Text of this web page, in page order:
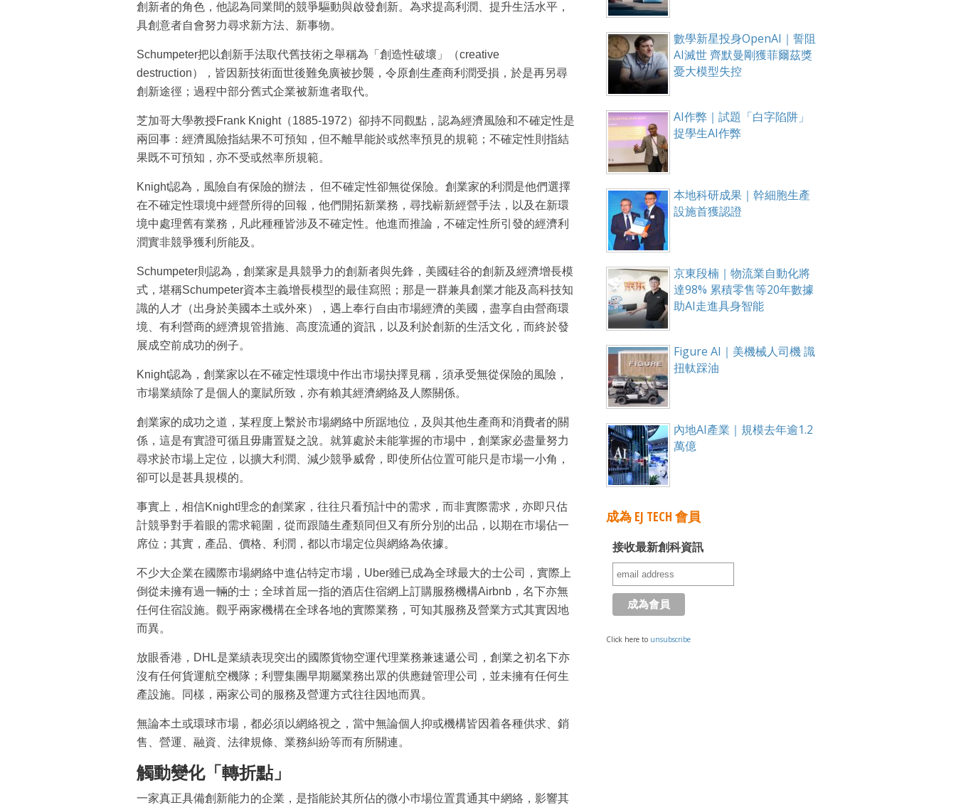
創新者的角色，他認為同業間的競爭驅動與啟發創新。為求提高利潤、提升生活水平，
具創意者自會努力尋求新方法、新事物。
Schumpeter把以創新手法取代舊技術之舉稱為「創造性破壞」（creative
destruction），皆因新技術面世後難免廣被抄襲，令原創生產商利潤受損，於是再另尋
創新途徑；過程中部分舊式企業被新進者取代。
芝加哥大學教授Frank Knight（1885-1972）卻持不同觀點，認為經濟風險和不確定性是
兩回事：經濟風險指結果不可預知，但不離早能於或然率預見的規範；不確定性則指結
果既不可預知，亦不受或然率所規範。
Knight認為，風險自有保險的辦法， 但不確定性卻無從保險。創業家的利潤是他們選擇
在不確定性環境中經營所得的回報，他們開拓新業務，尋找嶄新經營手法，以及在新環
境中處理舊有業務，凡此種種皆涉及不確定性。他進而推論，不確定性所引發的經濟利
潤實非競爭獲利所能及。
Schumpeter則認為，創業家是具競爭力的創新者與先鋒，美國硅谷的創新及經濟增長模
式，堪稱Schumpeter資本主義增長模型的最佳寫照；那是一群兼具創業才能及高科技知
識的人才（出身於美國本土或外來），遇上奉行自由市場經濟的美國，盡享自由營商環
境、有利營商的經濟規管措施、高度流通的資訊，以及利於創新的生活文化，而終於發
展成空前成功的例子。
Knight認為，創業家以在不確定性環境中作出市場抉擇見稱，須承受無從保險的風險，
市場業績除了是個人的稟賦所致，亦有賴其經濟網絡及人際關係。
創業家的成功之道，某程度上繫於市場網絡中所踞地位，及與其他生產商和消費者的關
係，這是有實證可循且毋庸置疑之說。就算處於未能掌握的市場中，創業家必盡量努力
尋求於市場上定位，以擴大利潤、減少競爭威脅，即使所佔位置可能只是市場一小角，
卻可以是甚具規模的。
事實上，相信Knight理念的創業家，往往只看預計中的需求，而非實際需求，亦即只估
計競爭對手着眼的需求範圍，從而跟隨生產類同但又有所分別的出品，以期在市場佔一
席位；其實，產品、價格、利潤，都以市場定位與網絡為依據。
不少大企業在國際市場網絡中進佔特定市場，Uber雖已成為全球最大的士公司，實際上
倒從未擁有過一輛的士；全球首屈一指的酒店住宿網上訂購服務機構Airbnb，名下亦無
任何住宿設施。觀乎兩家機構在全球各地的實際業務，可知其服務及營業方式其實因地
而異。
放眼香港，DHL是業績表現突出的國際貨物空運代理業務兼速遞公司，創業之初名下亦
沒有任何貨運航空機隊；利豐集團早期屬業務出眾的供應鏈管理公司，並未擁有任何生
產設施。同樣，兩家公司的服務及營運方式往往因地而異。
無論本土或環球市場，都必須以網絡視之，當中無論個人抑或機構皆因着各種供求、銷
售、營運、融資、法律規條、業務糾紛等而有所關連。
觸動變化「轉折點」
一家真正具備創新能力的企業，是指能於其所佔的微小巿場位置貫通其中網絡，影響其
數學新星投身OpenAI｜誓阻
AI滅世 齊默曼剛獲菲爾茲獎
憂大模型失控
AI作弊｜試題「白字陷阱」
捉學生AI作弊
本地科研成果｜幹細胞生產
設施首獲認證
京東段楠｜物流業自動化將
達98% 累積零售等20年數據
助AI走進具身智能
Figure AI｜美機械人司機 識
扭軚踩油
內地AI產業｜規模去年逾1.2
萬億
成為 EJ TECH 會員
接收最新創科資訊
Click here to unsubscribe